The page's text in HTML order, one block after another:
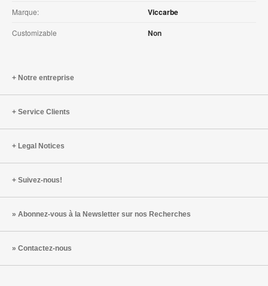
Marque: Viccarbe
Customizable Non
Notre entreprise
Service Clients
Legal Notices
Suivez-nous!
Abonnez-vous à la Newsletter sur nos Recherches
Contactez-nous